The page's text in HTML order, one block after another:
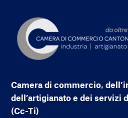
Camera di commercio,
dell’artigianato e dei servizi
(Cc-Ti)